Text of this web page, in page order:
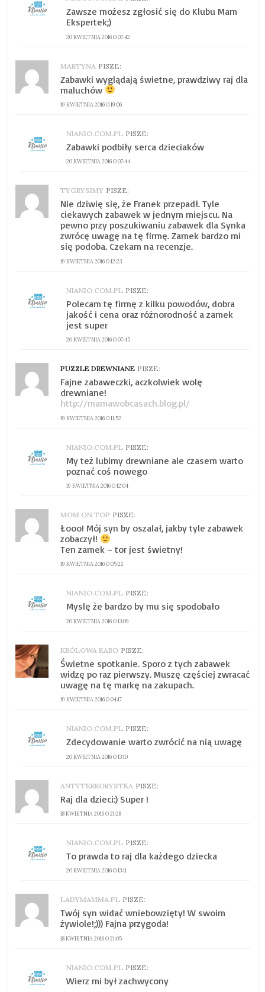
20 KWIETNIA 2016 O 07:42
Zawsze możesz zgłosić się do Klubu Mam
Ekspertek;)
MARTYNA PISZE:
19 KWIETNIA 2016 O 19:06
Zabawki wyglądają świetne, prawdziwy raj dla
maluchów
NIANIO.COM.PL PISZE:
20 KWIETNIA 2016 O 07:44
Zabawki podbiły serca dzieciaków
TYGRYSIMY PISZE:
19 KWIETNIA 2016 O 12:23
Nie dziwię się, że Franek przepadł. Tyle
ciekawych zabawek w jednym miejscu. Na
pewno przy poszukiwaniu zabawek dla Synka
zwrócę uwagę na tę firmę. Zamek bardzo mi
się podoba. Czekam na recenzje.
NIANIO.COM.PL PISZE:
20 KWIETNIA 2016 O 07:45
Polecam tę firmę z kilku powodów, dobra
jakość i cena oraz różnorodność a zamek
jest super
PUZZLE DREWNIANE PISZE:
19 KWIETNIA 2016 O 11:52
Fajne zabaweczki, aczkolwiek wolę
drewniane!
http://mamawobcasach.blog.pl/
NIANIO.COM.PL PISZE:
19 KWIETNIA 2016 O 12:04
My też lubimy drewniane ale czasem warto
poznać coś nowego
MOM ON TOP PISZE:
19 KWIETNIA 2016 O 05:22
Łooo! Mój syn by oszalał, jakby tyle zabawek
zobaczył!
Ten zamek – tor jest świetny!
NIANIO.COM.PL PISZE:
20 KWIETNIA 2016 O 13:09
Myslę że bardzo by mu się spodobało
KRÓLOWA KARO PISZE:
19 KWIETNIA 2016 O 04:17
Świetne spotkanie. Sporo z tych zabawek
widzę po raz pierwszy. Muszę częściej zwracać
uwagę na tę markę na zakupach.
NIANIO.COM.PL PISZE:
20 KWIETNIA 2016 O 13:10
Zdecydowanie warto zwrócić na nią uwagę
ANTYTERRORYSTKA PISZE:
18 KWIETNIA 2016 O 21:28
Raj dla dzieci:) Super !
NIANIO.COM.PL PISZE:
20 KWIETNIA 2016 O 13:11
To prawda to raj dla każdego dziecka
LADYMAMMA.PL PISZE:
18 KWIETNIA 2016 O 21:05
Twój syn widać wniebowzięty! W swoim
żywiole!;))) Fajna przygoda!
NIANIO.COM.PL PISZE:
Wierz mi był zachwycony